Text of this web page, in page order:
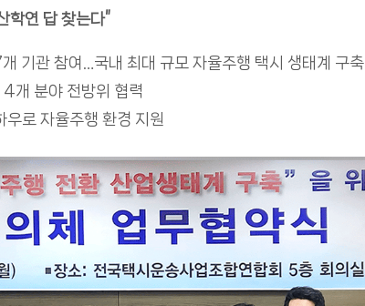
학연 답 찾는다”
기관 참여…국내 최대 규모 자율주행 택시 생태계 구축
개 분야 전방위 협력
우로 자율주행 환경 지원